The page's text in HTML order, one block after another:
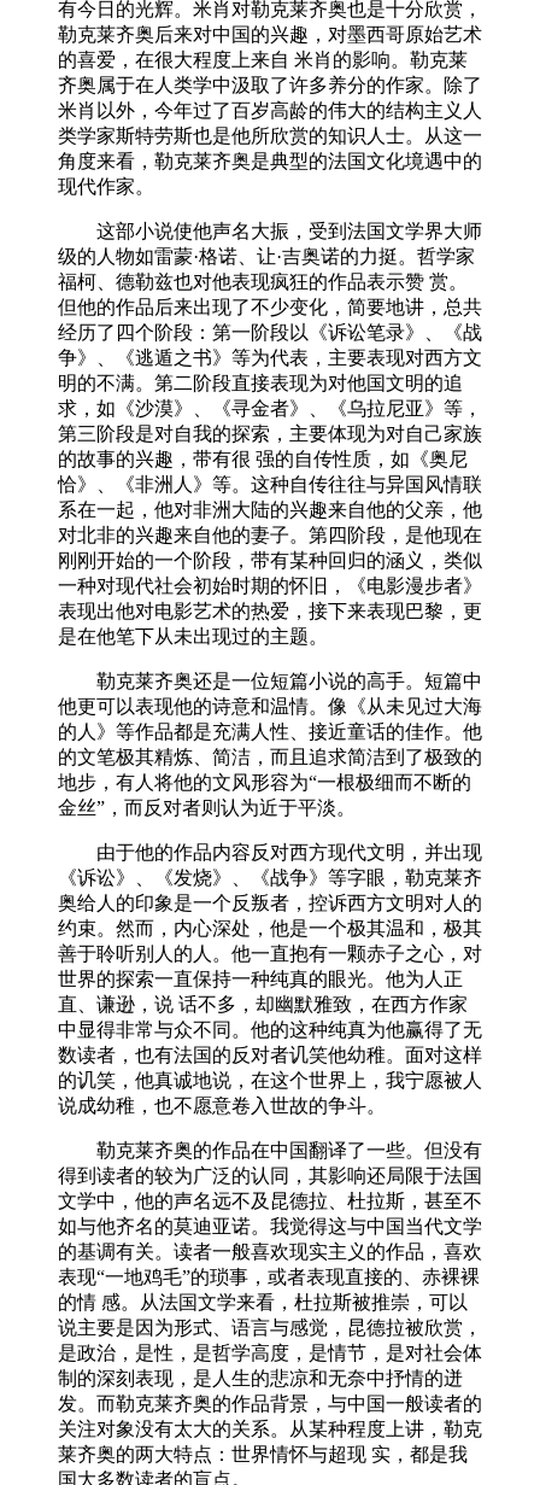
有今日的光辉。米肖对勒克莱齐奥也是十分欣赏，
勒克莱齐奥后来对中国的兴趣，对墨西哥原始艺术
的喜爱，在很大程度上来自 米肖的影响。勒克莱
齐奥属于在人类学中汲取了许多养分的作家。除了
米肖以外，今年过了百岁高龄的伟大的结构主义人
类学家斯特劳斯也是他所欣赏的知识人士。从这一
角度来看，勒克莱齐奥是典型的法国文化境遇中的
现代作家。
这部小说使他声名大振，受到法国文学界大师
级的人物如雷蒙·格诺、让·吉奥诺的力挺。哲学家
福柯、德勒兹也对他表现疯狂的作品表示赞 赏。
但他的作品后来出现了不少变化，简要地讲，总共
经历了四个阶段：第一阶段以《诉讼笔录》、《战
争》、《逃遁之书》等为代表，主要表现对西方文
明的不满。第二阶段直接表现为对他国文明的追
求，如《沙漠》、《寻金者》、《乌拉尼亚》等，
第三阶段是对自我的探索，主要体现为对自己家族
的故事的兴趣，带有很 强的自传性质，如《奥尼
恰》、《非洲人》等。这种自传往往与异国风情联
系在一起，他对非洲大陆的兴趣来自他的父亲，他
对北非的兴趣来自他的妻子。第四阶段，是他现在
刚刚开始的一个阶段，带有某种回归的涵义，类似
一种对现代社会初始时期的怀旧，《电影漫步者》
表现出他对电影艺术的热爱，接下来表现巴黎，更
是在他笔下从未出现过的主题。
勒克莱齐奥还是一位短篇小说的高手。短篇中
他更可以表现他的诗意和温情。像《从未见过大海
的人》等作品都是充满人性、接近童话的佳作。他
的文笔极其精炼、简洁，而且追求简洁到了极致的
地步，有人将他的文风形容为“一根极细而不断的
金丝”，而反对者则认为近于平淡。
由于他的作品内容反对西方现代文明，并出现
《诉讼》、《发烧》、《战争》等字眼，勒克莱齐
奥给人的印象是一个反叛者，控诉西方文明对人的
约束。然而，内心深处，他是一个极其温和，极其
善于聆听别人的人。他一直抱有一颗赤子之心，对
世界的探索一直保持一种纯真的眼光。他为人正
直、谦逊，说 话不多，却幽默雅致，在西方作家
中显得非常与众不同。他的这种纯真为他赢得了无
数读者，也有法国的反对者讥笑他幼稚。面对这样
的讥笑，他真诚地说，在这个世界上，我宁愿被人
说成幼稚，也不愿意卷入世故的争斗。
勒克莱齐奥的作品在中国翻译了一些。但没有
得到读者的较为广泛的认同，其影响还局限于法国
文学中，他的声名远不及昆德拉、杜拉斯，甚至不
如与他齐名的莫迪亚诺。我觉得这与中国当代文学
的基调有关。读者一般喜欢现实主义的作品，喜欢
表现“一地鸡毛”的琐事，或者表现直接的、赤裸裸
的情 感。从法国文学来看，杜拉斯被推崇，可以
说主要是因为形式、语言与感觉，昆德拉被欣赏，
是政治，是性，是哲学高度，是情节，是对社会体
制的深刻表现，是人生的悲凉和无奈中抒情的迸
发。而勒克莱齐奥的作品背景，与中国一般读者的
关注对象没有太大的关系。从某种程度上讲，勒克
莱齐奥的两大特点：世界情怀与超现 实，都是我
国大多数读者的盲点。